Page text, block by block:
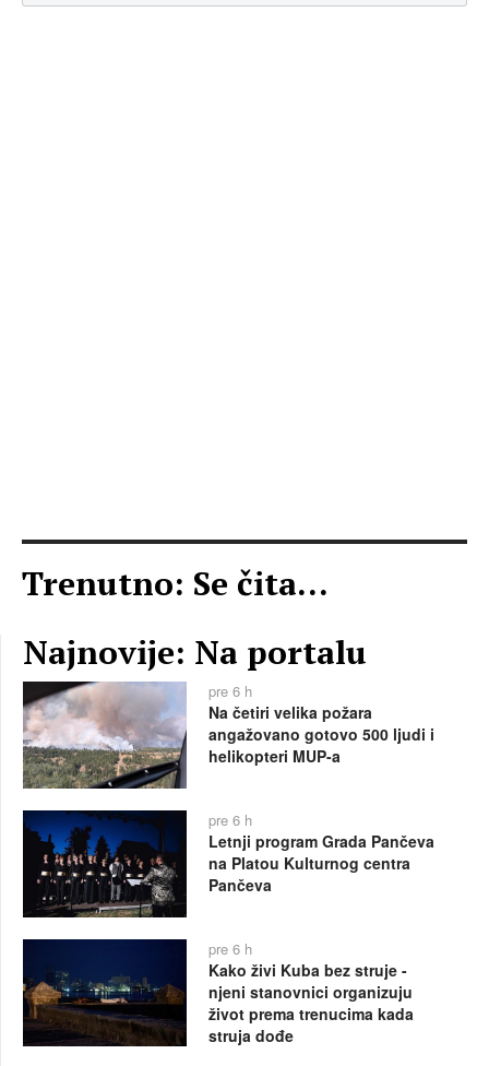
Trenutno: Se čita...
Najnovije: Na portalu
pre 6 h
Na četiri velika požara
angažovano gotovo 500 ljudi i
helikopteri MUP-a
pre 6 h
Letnji program Grada Pančeva
na Platou Kulturnog centra
Pančeva
pre 6 h
Kako živi Kuba bez struje -
njeni stanovnici organizuju
život prema trenucima kada
struja dođe